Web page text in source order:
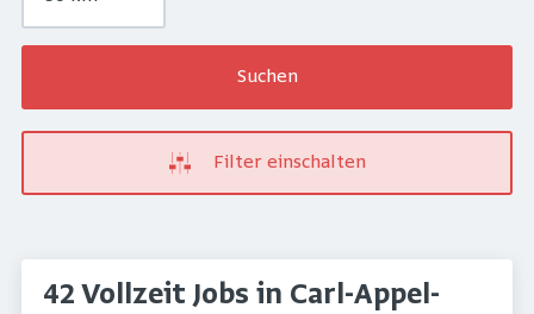
Suchen
Filter einschalten
42 Vollzeit Jobs in Carl-Appel-